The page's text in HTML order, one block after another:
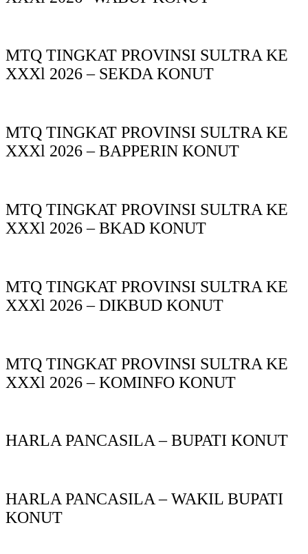
MTQ TINGKAT PROVINSI SULTRA KE
XXXl 2026 – SEKDA KONUT
MTQ TINGKAT PROVINSI SULTRA KE
XXXl 2026 – BAPPERIN KONUT
MTQ TINGKAT PROVINSI SULTRA KE
XXXl 2026 – BKAD KONUT
MTQ TINGKAT PROVINSI SULTRA KE
XXXl 2026 – DIKBUD KONUT
MTQ TINGKAT PROVINSI SULTRA KE
XXXl 2026 – KOMINFO KONUT
HARLA PANCASILA – BUPATI KONUT
HARLA PANCASILA – WAKIL BUPATI
KONUT